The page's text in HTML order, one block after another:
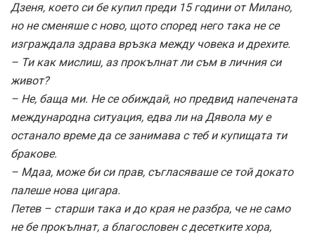
Дзеня, което си бе купил преди 15 години от Милано,
но не сменяше с ново, щото според него така не се
изграждала здрава връзка между човека и дрехите.
– Ти как мислиш, аз прокълнат ли съм в личния си
живот?
– Не, баща ми. Не се обиждай, но предвид напечената
международна ситуация, едва ли на Дявола му е
останало време да се занимава с теб и купищата ти
бракове.
– Мдаа, може би си прав, съгласяваше се той докато
палеше нова цигара.
Петев – старши така и до края не разбра, че не само
не бе прокълнат, а благословен с десетките хора,